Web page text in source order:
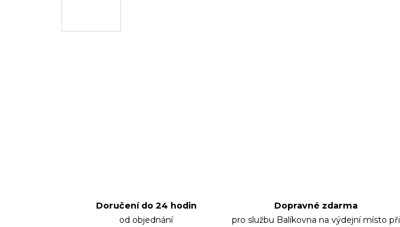
Doručení do 24 hodin
od objednání
Dopravné zdarma
pro službu Balíkovna na výdejní místo při